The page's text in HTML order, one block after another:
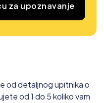
za upoznavanje
od detaljnog upitnika o
od 1 do 5 koliko vam